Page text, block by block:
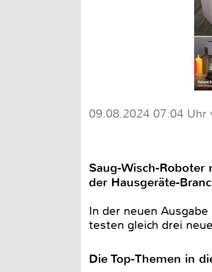
09.08.2024 07:04 Uhr
Saug-Wisch-
der Hausgeräte-
In der neuen
testen gleich drei
Die Top-Themen in